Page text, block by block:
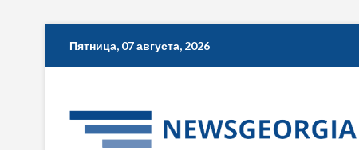
Пятница, 07 августа, 2026